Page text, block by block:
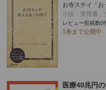
お寺ステイ「
小説・実用書
レビュー投稿数0
1巻まで公開中
医療40兆円